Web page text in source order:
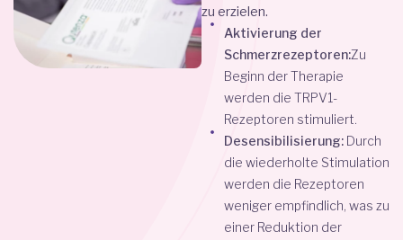
zu erzielen.
Aktivierung der
Schmerzrezeptoren:Zu
Beginn der Therapie
werden die TRPV1-
Rezeptoren stimuliert.
Desensibilisierung: Durch
die wiederholte Stimulation
werden die Rezeptoren
weniger empfindlich, was zu
einer Reduktion der